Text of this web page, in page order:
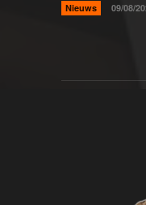
Nieuws 09/08/